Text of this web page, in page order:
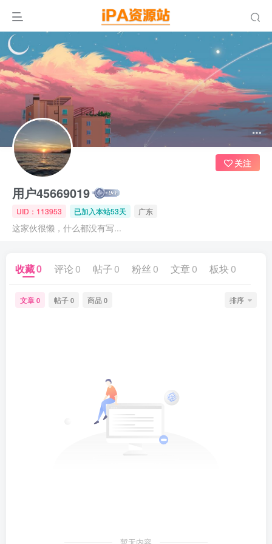
用户45669019
UID：113953 已加入本站53天 广东
这家伙很懒，什么都没有写...
关注
收藏0 评论 0 帖子 0 粉丝 0 文章0 板块 0
文章 0 帖子 0 商品 0 排序